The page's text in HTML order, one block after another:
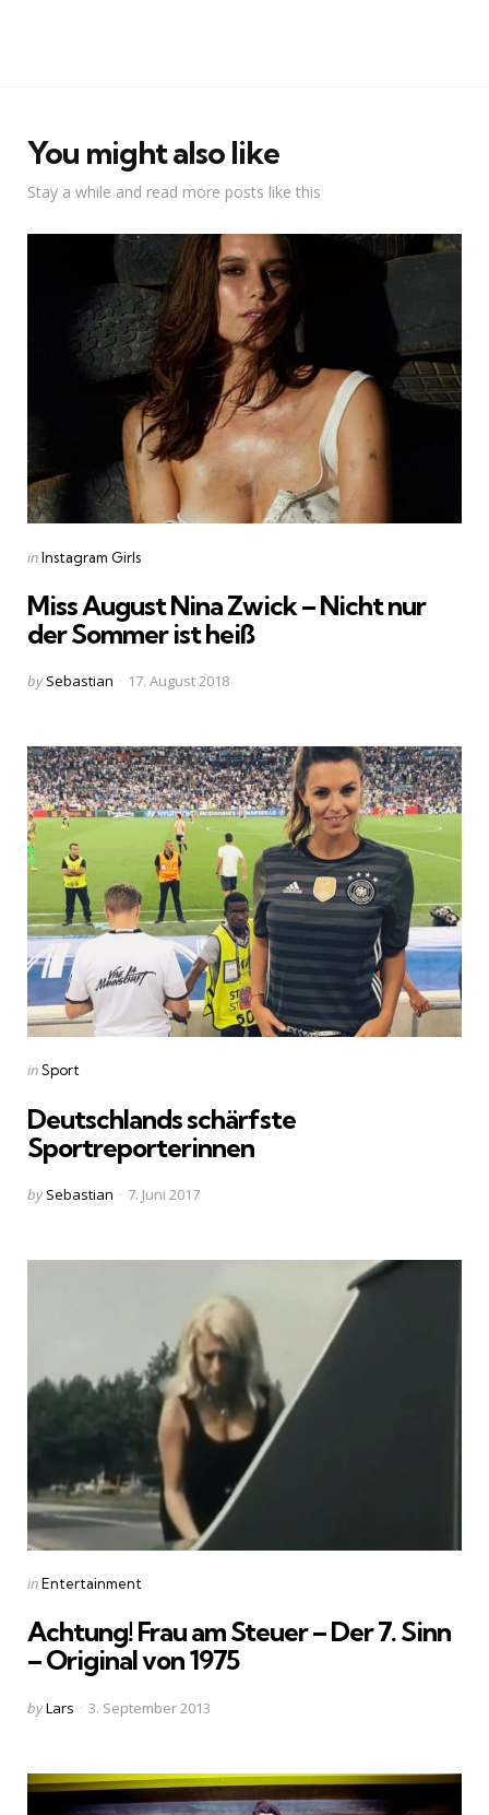
You might also like
Stay a while and read more posts like this
Categories
Posted
inInstagram Girls
Miss August Nina Zwick – Nicht nur
der Sommer ist heiß
Posted
by Sebastian 17. August 2018
Categories
Posted
inSport
Deutschlands schärfste
Sportreporterinnen
Posted
by Sebastian 7. Juni 2017
Categories
Posted
inEntertainment
Achtung! Frau am Steuer – Der 7. Sinn
– Original von 1975
Posted
byLars 3. September 2013